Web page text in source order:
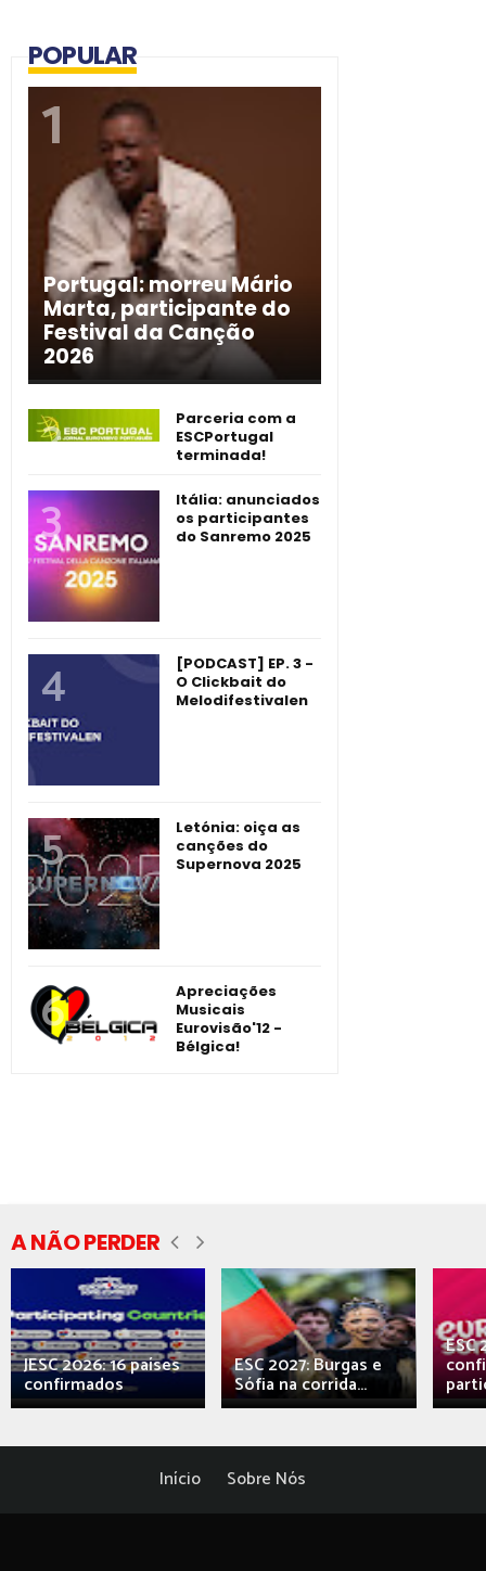
POPULAR
Portugal: morreu Mário
Marta, participante do
Festival da Canção
2026
Parceria com a
ESCPortugal
terminada!
Itália: anunciados
os participantes
do Sanremo 2025
[PODCAST] EP. 3 -
O Clickbait do
Melodifestivalen
Letónia: oiça as
canções do
Supernova 2025
Apreciações
Musicais
Eurovisão'12 -
Bélgica!
A NÃO PERDER
JESC 2026: 16 países
confirmados
ESC 2027: Burgas e
Sófia na corrida...
ESC
Início Sobre Nós